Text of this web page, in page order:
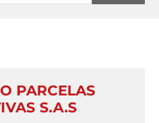
PARCELAS
S.A.S